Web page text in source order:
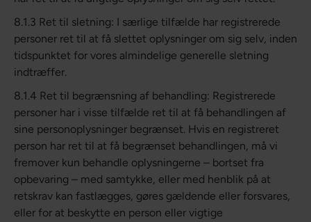
8.1.3 Ret til sletning: I særlige tilfælde har registrerede
personer ret til at få slettet oplysninger om sig selv, inden
tidspunktet for vores almindelige generelle sletning
indtræffer.
8.1.4 Ret til begrænsning af behandling: Registrerede
personer har i visse tilfælde ret til at få behandlingen af
sine personoplysninger begrænset. Hvis en registreret
person har ret til at få begrænset behandlingen, må vi
fremover kun behandle oplysningerne – bortset fra
opbevaring – med samtykke, eller med henblik på at
retskrav kan fastlægges, gøres gældende eller forsvares,
eller for at beskytte en person eller vigtige